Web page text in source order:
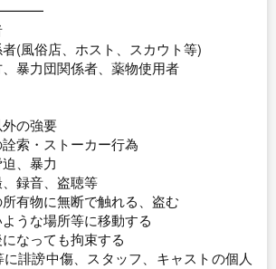
者(風俗店、ホスト、スカウト等)
、暴力団関係者、薬物使用者
外の強要
索・ストーカー行為
、暴力
、録音、盗聴等
所有物に無断で触れる、盗む
うな場所等に移動する
なっても拘束する
に誹謗中傷、スタッフ、キャストの個人